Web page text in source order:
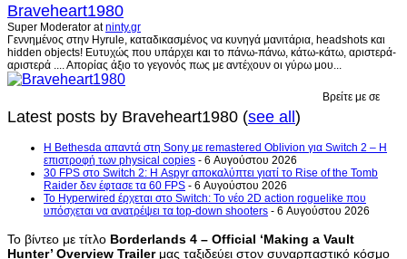
Braveheart1980
Super Moderator atninty.gr
Γεννημένος στην Hyrule, καταδικασμένος να κυνηγά μανιτάρια, headshots και
hidden objects! Ευτυχώς που υπάρχει και το πάνω-πάνω, κάτω-κάτω, αριστερά-
αριστερά .... Απορίας άξιο το γεγονός πως με αντέχουν οι γύρω μου...
Βρείτε με σε
Latest posts by Braveheart1980 (see all)
Η Bethesda απαντά στη Sony με remastered Oblivion για Switch 2 – Η
επιστροφή των physical copies - 6 Αυγούστου 2026
30 FPS στο Switch 2: Η Aspyr αποκαλύπτει γιατί το Rise of the Tomb
Raider δεν έφτασε τα 60 FPS - 6 Αυγούστου 2026
Το Hyperwired έρχεται στο Switch: Το νέο 2D action roguelike που
υπόσχεται να ανατρέψει τα top-down shooters - 6 Αυγούστου 2026
Το βίντεο με τίτλο Borderlands 4 – Official ‘Making a Vault
Hunter’ Overview Trailerμας ταξιδεύει στον συναρπαστικό κόσμο